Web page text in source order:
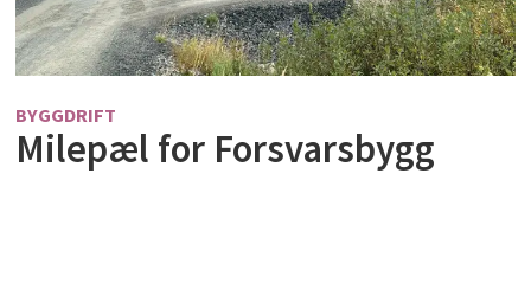
BYGGDRIFT
Milepæl for Forsvarsbygg